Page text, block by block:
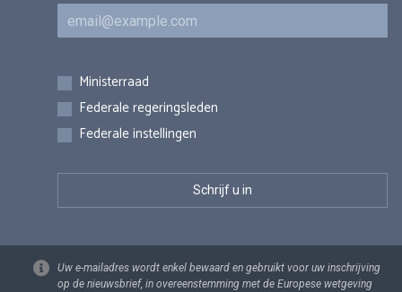
E-mail
Inschrijvingen
Ministerraad
Federale regeringsleden
Federale instellingen
Uw e-mailadres wordt enkel bewaard en gebruikt voor uw inschrijving
op de nieuwsbrief, in overeenstemming met de Europese wetgeving